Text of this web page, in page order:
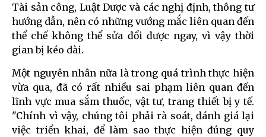
Tài sản công, Luật Dược và các nghị định, thông tư
hướng dẫn, nên có những vướng mắc liên quan đến
thể chế không thể sửa đổi được ngay, vì vậy thời
gian bị kéo dài.
Một nguyên nhân nữa là trong quá trình thực hiện
vừa qua, đã có rất nhiều sai phạm liên quan đến
lĩnh vực mua sắm thuốc, vật tư, trang thiết bị y tế.
"Chính vì vậy, chúng tôi phải rà soát, đánh giá lại
việc triển khai, để làm sao thực hiện đúng quy